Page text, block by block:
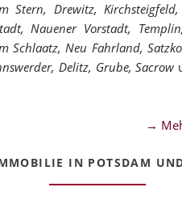
Stern, Drewitz,
Nauener Vorstadt,
Schlaatz, Neu Fahrland,
Delitz, Grube, Sacrow
→
IN POTSDAM